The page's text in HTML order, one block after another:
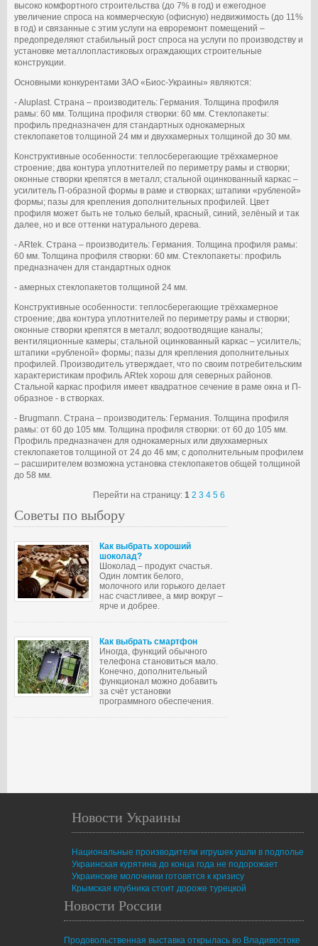
высоко комфортного строительства (до 7% в год) и ежегодное
увеличение спроса на коммерческую (офисную) недвижимость (до 11%
в год) и связанные с этим услуги на евроремонт помещений –
предопределяют стабильный рост спроса на услуги по производству и
установке металлопластиковых ограждающих строительные
конструкции.
Основными конкурентами ЗАО «Биос-Украины» являются:
- Aluplast. Страна – производитель: Германия. Толщина профиля
рамы: 60 мм. Толщина профиля створки: 60 мм. Стеклопакеты:
профиль предназначен для стандартных однокамерных
стеклопакетов толщиной 24 мм и двухкамерных толщиной до 30 мм.
Конструктивные особенности: теплосберегающие трёхкамерное
строение; два контура уплотнителей по периметру рамы и створки;
оконные створки крепятся в металл; стальной оцинкованный каркас –
усилитель П-образной формы в раме и створках; штапики «рубленой»
формы; пазы для крепления дополнительных профилей. Цвет
профиля может быть не только белый, красный, синий, зелёный и так
далее, но и все оттенки натурального дерева.
- ARtek. Страна – производитель: Германия. Толщина профиля рамы:
60 мм. Толщина профиля створки: 60 мм. Стеклопакеты: профиль
предназначен для стандартных однок
- амерных стеклопакетов толщиной 24 мм.
Конструктивные особенности: теплосберегающие трёхкамерное
строение; два контура уплотнителей по периметру рамы и створки;
оконные створки крепятся в металл; водоотводящие каналы;
вентиляционные камеры; стальной оцинкованный каркас – усилитель;
штапики «рубленой» формы; пазы для крепления дополнительных
профилей. Производитель утверждает, что по своим потребительским
характеристикам профиль ARtek хорош для северных районов.
Стальной каркас профиля имеет квадратное сечение в раме окна и П-
образное - в створках.
- Brugmann. Страна – производитель: Германия. Толщина профиля
рамы: от 60 до 105 мм. Толщина профиля створки: от 60 до 105 мм.
Профиль предназначен для однокамерных или двухкамерных
стеклопакетов толщиной от 24 до 46 мм; с дополнительным профилем
– расширителем возможна установка стеклопакетов общей толщиной
до 58 мм.
Перейти на страницу: 1 2 3 4 5 6
Советы по выбору
Как выбрать хороший
шоколад?
Шоколад – продукт счастья.
Один ломтик белого,
молочного или горького делает
нас счастливее, а мир вокруг –
ярче и добрее.
Как выбрать смартфон
Иногда, функций обычного
телефона становиться мало.
Конечно, дополнительный
функционал можно добавить
за счёт установки
программного обеспечения.
Новости Украины
Национальные производители игрушек ушли в подполье
Украинская курятина до конца года не подорожает
Украинские молочники готовятся к кризису
Крымская клубника стоит дороже турецкой
Новости России
Продовольственная выставка открылась во Владивостоке